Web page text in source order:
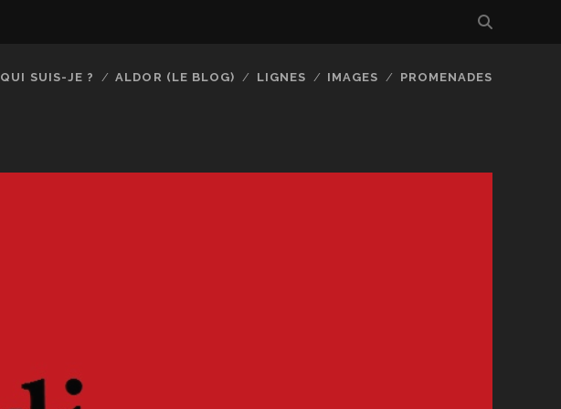
QUI SUIS-JE ? ALDOR (LE BLOG) LIGNES IMAGES PROMENADES